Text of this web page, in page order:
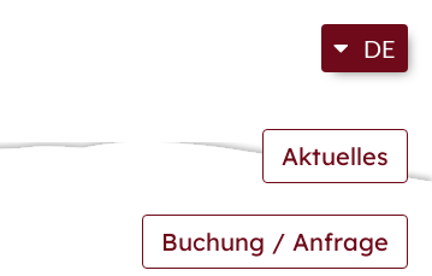
DE
Aktuelles
Buchung / Anfrage